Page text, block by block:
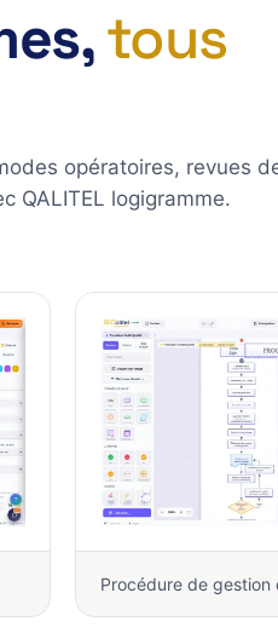
tous
opératoires, revues
QALITEL logigramme.
Procédure de gestion
繁
香